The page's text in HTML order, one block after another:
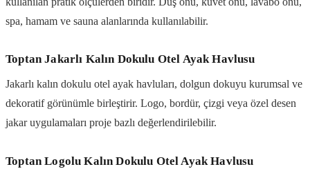
spa, hamam ve sauna alanlarında kullanılabilir.
Toptan Jakarlı Kalın Dokulu Otel Ayak Havlusu
Jakarlı kalın dokulu otel ayak havluları, dolgun dokuyu kurumsal ve
dekoratif görünümle birleştirir. Logo, bordür, çizgi veya özel desen
jakar uygulamaları proje bazlı değerlendirilebilir.
Toptan Logolu Kalın Dokulu Otel Ayak Havlusu